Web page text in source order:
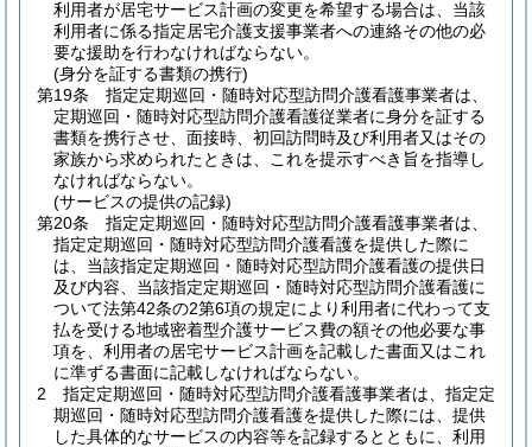
利用者が居宅サービス計画の変更を希望する場合は、当該
利用者に係る指定居宅介護支援事業者への連絡その他の必
要な援助を行わなければならない。
(身分を証する書類の携行)
第19条
指定定期巡回・随時対応型訪問介護看護事業者は、
定期巡回・随時対応型訪問介護看護従業者に身分を証する
書類を携行させ、面接時、初回訪問時及び利用者又はその
家族から求められたときは、これを提示すべき旨を指導し
なければならない。
(サービスの提供の記録)
第20条
指定定期巡回・随時対応型訪問介護看護事業者は、
指定定期巡回・随時対応型訪問介護看護を提供した際に
は、当該指定定期巡回・随時対応型訪問介護看護の提供日
及び内容、当該指定定期巡回・随時対応型訪問介護看護に
ついて法第42条の2第6項の規定により利用者に代わって支
払を受ける地域密着型介護サービス費の額その他必要な事
項を、利用者の居宅サービス計画を記載した書面又はこれ
に準ずる書面に記載しなければならない。
2
指定定期巡回・随時対応型訪問介護看護事業者は、指定定
期巡回・随時対応型訪問介護看護を提供した際には、提供
した具体的なサービスの内容等を記録するとともに、利用